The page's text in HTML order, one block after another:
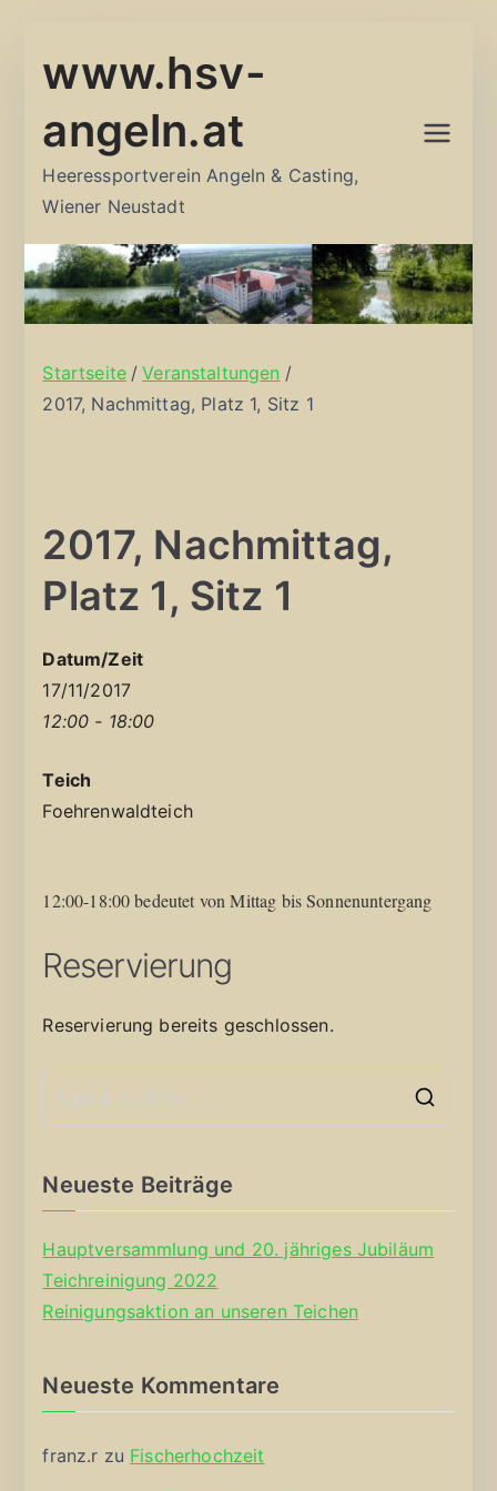
Inhalt
www.hsv-
angeln.at
Heeressportverein Angeln & Casting,
Wiener Neustadt
Startseite
Veranstaltungen
2017, Nachmittag, Platz 1, Sitz 1
2017, Nachmittag,
Platz 1, Sitz 1
Datum/Zeit
17/11/2017
12:00 - 18:00
Teich
Foehrenwaldteich
12:00-18:00 bedeutet von Mittag bis Sonnenuntergang
Reservierung
Reservierung bereits geschlossen.
Neueste Beiträge
Hauptversammlung und 20. jähriges Jubiläum
Teichreinigung 2022
Reinigungsaktion an unseren Teichen
Neueste Kommentare
franz.r zu Fischerhochzeit